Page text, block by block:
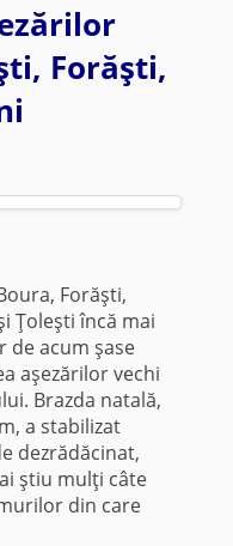
Forăşti,
Forăşti,
Ţoleşti încă mai
de acum şase
aşezărilor vechi
Brazda natală,
a stabilizat
dezrădăcinat,
ştiu mulţi câte
din care